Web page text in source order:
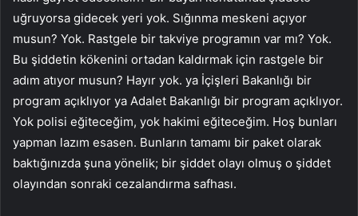
uğruyorsa gidecek yeri yok. Sığınma meskeni açıyor
musun? Yok. Rastgele bir takviye programın var mı? Yok.
Bu şiddetin kökenini ortadan kaldırmak için rastgele bir
adım atıyor musun? Hayır yok. ya İçişleri Bakanlığı bir
program açıklıyor ya Adalet Bakanlığı bir program açıklıyor.
Yok polisi eğiteceğim, yok hakimi eğiteceğim. Hoş bunları
yapman lazım esasen. Bunların tamamı bir paket olarak
baktığınızda şuna yönelik; bir şiddet olayı olmuş o şiddet
olayından sonraki cezalandırma safhası.